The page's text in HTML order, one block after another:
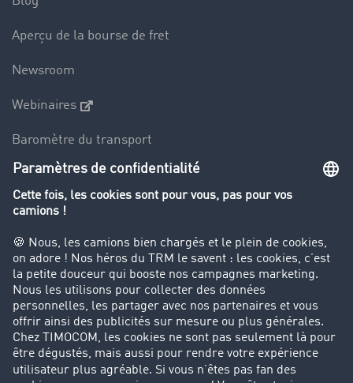
Aperçu de la bourse de fret
Newsroom
Webinaires
Baromètre du transport
Le dictionnaire du transport
Interdiction de circulation des poids lourds
Entreprise
Parrainage clients
Success Stories
Cadre légal